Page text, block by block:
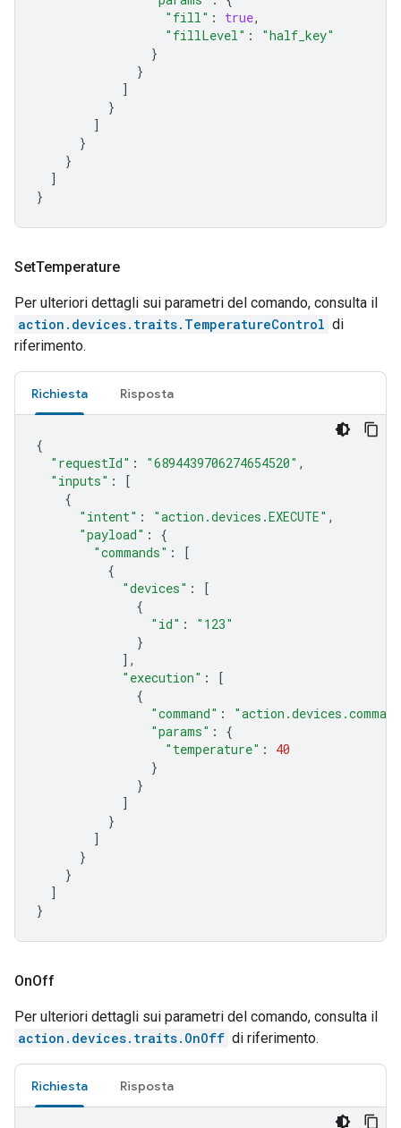
"fill" : true,
"fillLevel" :
"half_key"
}
}
]
}
]
}
}
]
}
SetTemperature
Per ulteriori dettagli sui parametri del comando, consulta il
action.devices.traits.TemperatureControl di
riferimento.
Richiesta Risposta
{
"requestId" : "6894439706274654520" ,
"inputs" :
[
{
"intent" : "action.devices.EXECUTE" ,
"payload" :
{
"commands" :
[
{
"devices" :
[
{
"id" :
"123"
}
],
"execution" :
[
{
"command" :
"params" :
{
"temperature" :
40
}
}
]
}
]
}
}
]
}
OnOff
Per ulteriori dettagli sui parametri del comando, consulta il
action.devices.traits.OnOff di riferimento.
Richiesta Risposta